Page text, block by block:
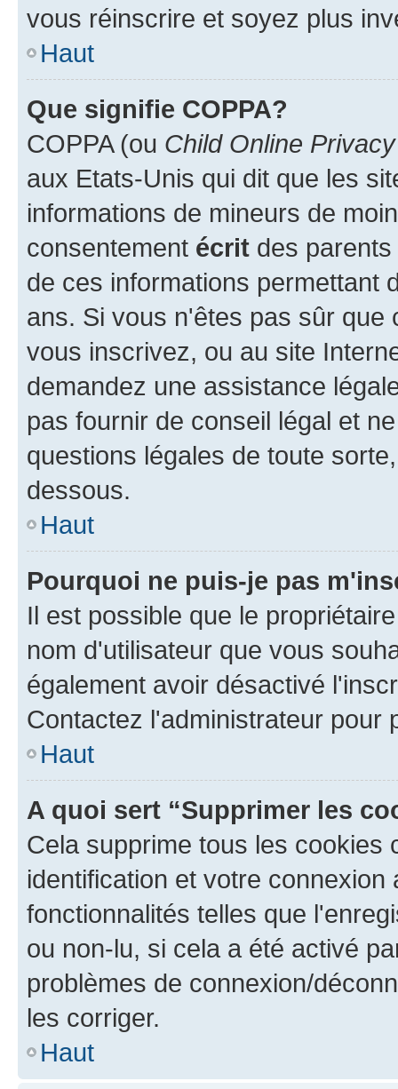
vous réinscrire et soyez plus
Haut
Que signifie COPPA?
COPPA (ou Child Online
aux Etats-Unis qui dit que les
informations de mineurs de
consentement écrit des
de ces informations permettant
ans. Si vous n'êtes pas sûr
vous inscrivez, ou au site
demandez une assistance
pas fournir de conseil légal et
questions légales de toute
dessous.
Haut
Pourquoi ne puis-je pas
Il est possible que le
nom d'utilisateur que vous
également avoir désactivé
Contactez l'administrateur pour
Haut
A quoi sert “Supprimer les
Cela supprime tous les cookies
identification et votre
fonctionnalités telles que
ou non-lu, si cela a été activé
problèmes de connexion/
les corriger.
Haut